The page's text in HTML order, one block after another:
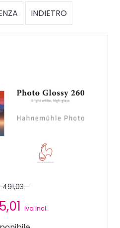
INDIETRO
iva incl.